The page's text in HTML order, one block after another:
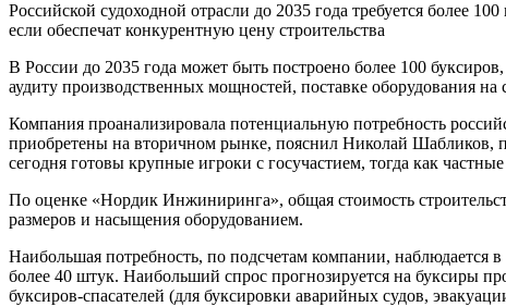
Российской судоходной отрасли до 2035 года требуется более
если обеспечат конкурентную цену строительства
В России до 2035 года может быть построено более 100
аудиту производственных мощностей, поставке оборудования
Компания проанализировала потенциальную потребность
приобретены на вторичном рынке, пояснил Николай Шабликов,
сегодня готовы крупные игроки с госучастием, тогда как
По оценке «Нордик Инжиниринга», общая стоимость
размеров и насыщения оборудованием.
Наибольшая потребность, по подсчетам компании, наблюдается
более 40 штук. Наибольший спрос прогнозируется на буксиры
буксиров-спасателей (для буксировки аварийных судов,